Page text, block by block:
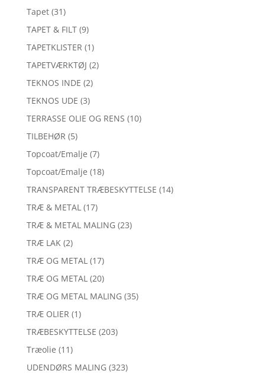
Tapet (31)
TAPET & FILT (9)
TAPETKLISTER (1)
TAPETVÆRKTØJ (2)
TEKNOS INDE (2)
TEKNOS UDE (3)
TERRASSE OLIE OG RENS (10)
TILBEHØR (5)
Topcoat/Emalje (7)
Topcoat/Emalje (18)
TRANSPARENT TRÆBESKYTTELSE (14)
TRÆ & METAL (17)
TRÆ & METAL MALING (23)
TRÆ LAK (2)
TRÆ OG METAL (17)
TRÆ OG METAL (20)
TRÆ OG METAL MALING (35)
TRÆ OLIER (1)
TRÆBESKYTTELSE (203)
Træolie (11)
UDENDØRS MALING (323)